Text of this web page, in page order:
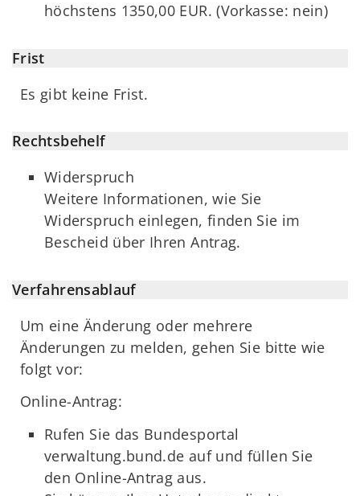
höchstens 1350,00 EUR. (Vorkasse: nein)
Frist
Es gibt keine Frist.
Rechtsbehelf
Widerspruch
Weitere Informationen, wie Sie
Widerspruch einlegen, finden Sie im
Bescheid über Ihren Antrag.
Verfahrensablauf
Um eine Änderung oder mehrere
Änderungen zu melden, gehen Sie bitte wie
folgt vor:
Online-Antrag:
Rufen Sie das Bundesportal
verwaltung.bund.de auf und füllen Sie
den Online-Antrag aus.